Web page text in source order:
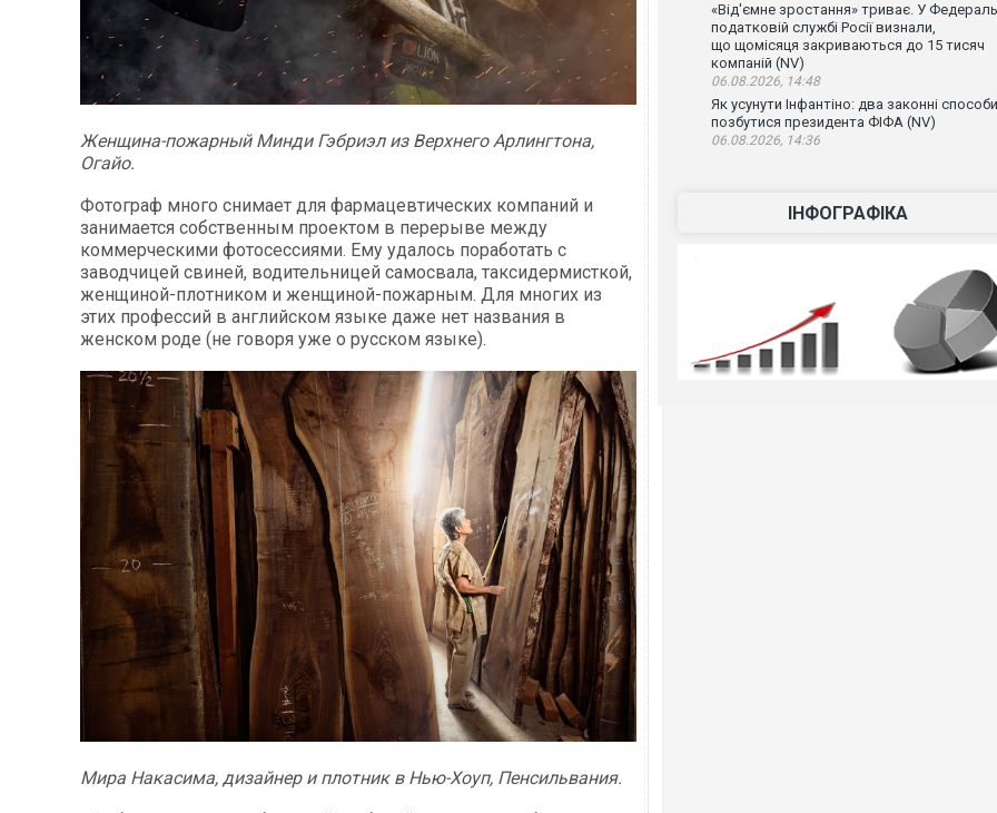
Женщина-пожарный Минди Гэбриэл из Верхнего Арлингтона,
Огайо.
Фотограф много снимает для фармацевтических компаний и
занимается собственным проектом в перерыве между
коммерческими фотосессиями. Ему удалось поработать с
заводчицей свиней, водительницей самосвала, таксидермисткой,
женщиной-плотником и женщиной-пожарным. Для многих из
этих профессий в английском языке даже нет названия в
женском роде (не говоря уже о русском языке).
Мира Накасима, дизайнер и плотник в Нью-Хоуп, Пенсильвания.
«Від'ємне зростання» триває. У
податковій службі Росії визнали,
що щомісяця закриваються до 15 тисяч
компаній (NV)
06.08.2026, 14:48
Як усунути Інфантіно: два законні способи
позбутися президента ФІФА (NV)
06.08.2026, 14:36
ІНФОГРАФІКА